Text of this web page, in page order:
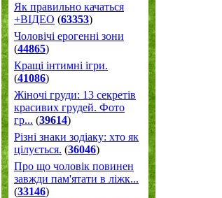
Як правильно качаться
+ВІДЕО (63353)
Чоловічі ерогенні зони
(44865)
Кращі інтимні ігри.
(41086)
Жіночі груди: 13 секретів
красивих грудей. Фото
гр... (39614)
Різні знаки зодіаку: хто як
цілується. (36046)
Про що чоловік повинен
завжди пам'ятати в ліжк...
(33146)